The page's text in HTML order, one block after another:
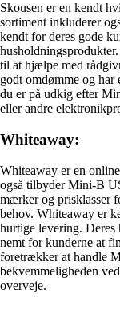
Skousen er en kendt
sortiment inkluderer
kendt for deres gode
til at hjælpe med
godt omdømme og
du er på udkig efter
eller andre
Whiteaway:
Whiteaway er en
også tilbyder Mini-B
mærker og prisklasser
behov. Whiteaway er
hurtige levering.
nemt for kunderne at
foretrækker at handle
bekvemmeligheden
overveje.